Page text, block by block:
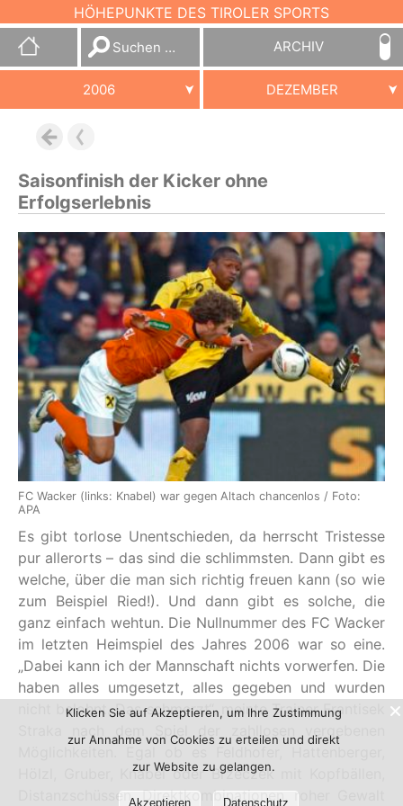
HÖHEPUNKTE DES TIROLER SPORTS
Suchen
nach:
ARCHIV
2006 DEZEMBER
Saisonfinish der Kicker ohne
Erfolgserlebnis
FC Wacker (links: Knabel) war gegen Altach chancenlos / Foto:
APA
Es gibt torlose Unentschieden, da herrscht Tristesse
pur allerorts – das sind die schlimmsten. Dann gibt es
welche, über die man sich richtig freuen kann (so wie
zum Beispiel Ried!). Und dann gibt es solche, die
ganz einfach wehtun. Die Nullnummer des FC Wacker
im letzten Heimspiel des Jahres 2006 war so eine.
„Dabei kann ich der Mannschaft nichts vorwerfen. Die
haben alles umgesetzt, alles gegeben und wurden
nicht belohnt. Das schmerzt“, meinte Trainer Frantisek
Straka nach dem Spiel der zahllosen vergebenen
Hölzl, Gruber, Knabel oder Brzeczek mit Kopfbällen,
Distanzschüssen, Direktkombinationen, roher Gewalt
Klicken Sie auf Akzeptieren, um Ihre Zustimmung
zur Annahme von Cookies zu erteilen und direkt
zur Website zu gelangen.
Akzeptieren Datenschutz